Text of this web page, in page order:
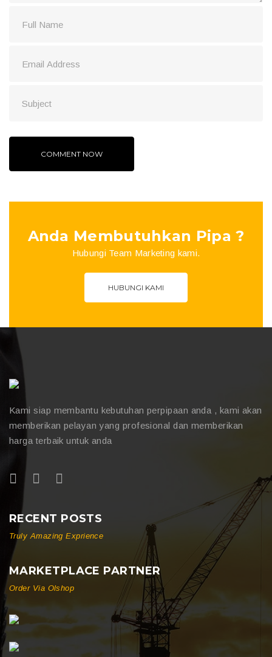
Anda Membutuhkan Pipa ?
Hubungi Team Marketing kami.
HUBUNGI KAMI
Kami siap membantu kebutuhan perpipaan anda , kami akan
memberikan pelayan yang profesional dan memberikan
harga terbaik untuk anda
RECENT POSTS
Truly Amazing Exprience
MARKETPLACE PARTNER
Order Via Olshop